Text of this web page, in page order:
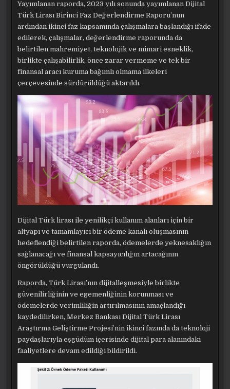
Yayımlanan raporda, 2023 yılı sonunda yayımlanan Dijital
Türk Lirası Birinci Faz Değerlendirme Raporu’nun
ardından ikinci faz kapsamında çalışmalara başlandığı ifade
edilerek, çalışmalar, değerlendirme raporunda da
belirtilen mahremiyet, teknolojik ve mimari esneklik,
birlikte çalışabilirlik, önce zarar vermeme ve tek bir
finansal aracı kuruma bağımlı olmama ilkeleri
çerçevesinde sürdürüldüğü aktarıldı.
Dijital Türk lirası ile yenilikçi kullanım alanları için bir
altyapı ve tamamlayıcı bir ödeme kanalı oluşmasının
hedeflendiği belirtilen raporda, ödemelerde yeknesaklığın
sağlanacağı ve finansal kapsayıcılığın artacağının
öngörüldüğü vurgulandı.
Raporda, Türk Lirası’nın dijitalleşmesiyle birlikte
güvenilirliğinin ve egemenliğinin korunması ve
ödemelerde verimliliğin artırılmasının amaçlandığı
kaydedilirken, Merkez Bankası Dijital Türk Lirası
Araştırma Geliştirme Projesi’nin ikinci fazında da teknoloji
paydaşlarıyla eşgüdüm içerisinde dijital para alanındaki
faaliyetlere devam edildiği bildirildi.